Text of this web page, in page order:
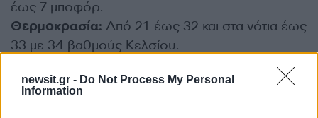
newsit.gr - Do Not Process My Personal
Information
έως 7 μποφόρ.
Θερμοκρασία: Από 21 έως 32 και στα νότια έως
33 με 34 βαθμούς Κελσίου.